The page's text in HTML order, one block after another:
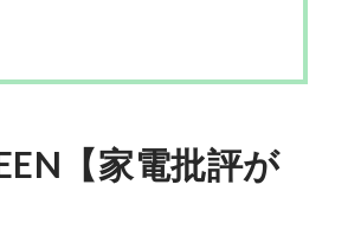
【家電批評が